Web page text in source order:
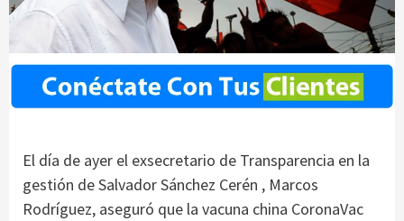
El día de ayer el exsecretario de Transparencia en la
gestión de Salvador Sánchez Cerén , Marcos
Rodríguez, aseguró que la vacuna china CoronaVac